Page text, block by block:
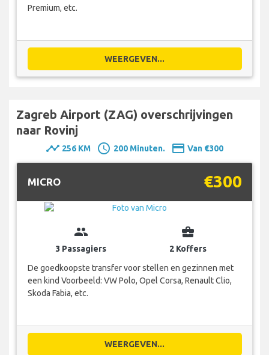
Premium, etc.
WEERGEVEN...
Zagreb Airport (ZAG) overschrijvingen
naar Rovinj
timeline 256 KM schedule 200 Minuten. payment Van €300
MICRO €300
group
3 Passagiers
business_center
2 Koffers
De goedkoopste transfer voor stellen en gezinnen met
een kind Voorbeeld: VW Polo, Opel Corsa, Renault Clio,
Skoda Fabia, etc.
WEERGEVEN...